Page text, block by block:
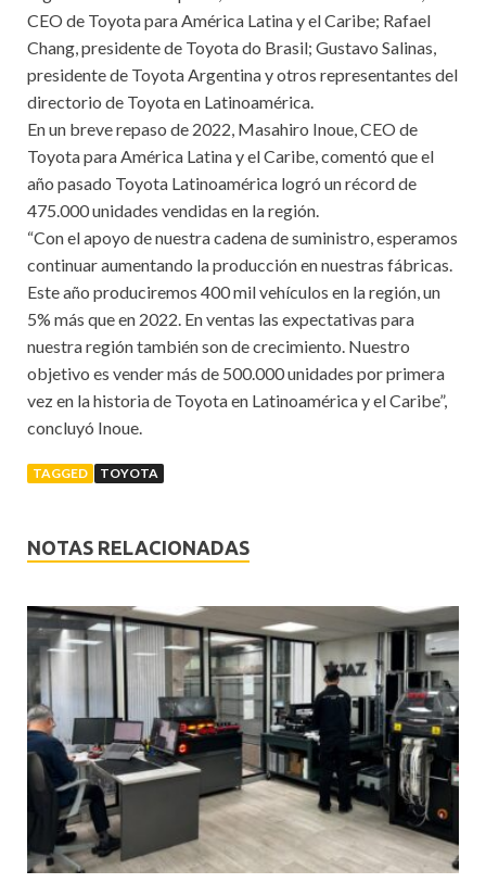
CEO de Toyota para América Latina y el Caribe; Rafael
Chang, presidente de Toyota do Brasil; Gustavo Salinas,
presidente de Toyota Argentina y otros representantes del
directorio de Toyota en Latinoamérica.
En un breve repaso de 2022, Masahiro Inoue, CEO de
Toyota para América Latina y el Caribe, comentó que el
año pasado Toyota Latinoamérica logró un récord de
475.000 unidades vendidas en la región.
“Con el apoyo de nuestra cadena de suministro, esperamos
continuar aumentando la producción en nuestras fábricas.
Este año produciremos 400 mil vehículos en la región, un
5% más que en 2022. En ventas las expectativas para
nuestra región también son de crecimiento. Nuestro
objetivo es vender más de 500.000 unidades por primera
vez en la historia de Toyota en Latinoamérica y el Caribe”,
concluyó Inoue.
TAGGED TOYOTA
NOTAS RELACIONADAS